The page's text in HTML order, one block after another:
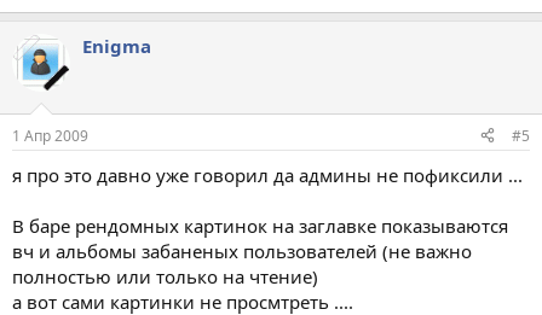
Enigma
1 Апр 2009 #5
я про это давно уже говорил да админы не пофиксили ...
В баре рендомных картинок на заглавке показываются
вч и альбомы забаненых пользователей (не важно
полностью или только на чтение)
а вот сами картинки не просмтреть ....